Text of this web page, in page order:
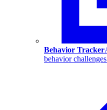
Behavior Tracker
behavior